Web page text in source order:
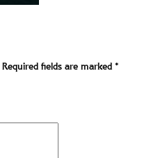
Required fields are marked*